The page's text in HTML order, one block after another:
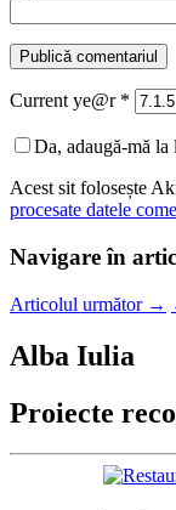
Current ye@r *
Da, adaugă-mă
Acest sit folosește
procesate datele
Navigare în
Articolul următor →
Alba Iulia
Proiecte